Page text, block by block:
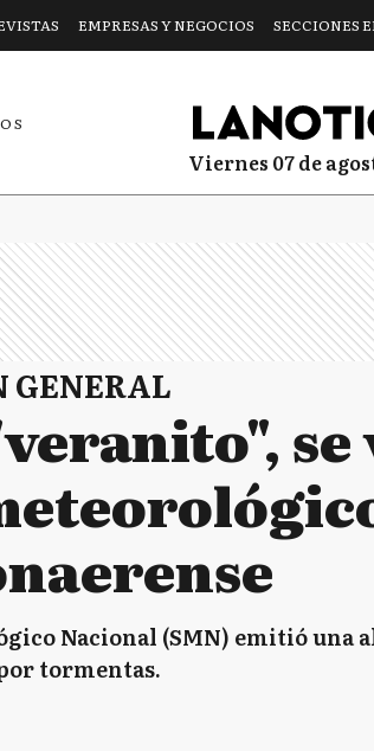
EMPRESAS Y NEGOCIOS SECCIONES
viernes 07 de
GENERAL
se
Nacional (SMN) emitió una
tormentas.